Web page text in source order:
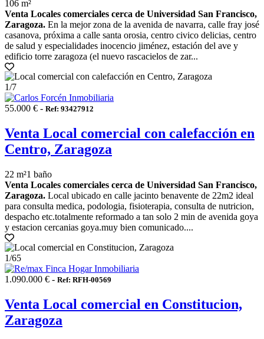
106 m²
Venta Locales comerciales cerca de Universidad San Francisco,
Zaragoza. En la mejor zona de la avenida de navarra, calle fray josé
casanova, próxima a calle santa orosia, centro civico delicias, centro
de salud y especialidades inocencio jiménez, estación del ave y
edificio torre zaragoza (el nuevo rascacielos de zar...
1/7
55.000 € - Ref: 93427912
Venta Local comercial con calefacción en
Centro, Zaragoza
22 m²1 baño
Venta Locales comerciales cerca de Universidad San Francisco,
Zaragoza. Local ubicado en calle jacinto benavente de 22m2 ideal
para consulta medica, podologia, fisioterapia, consulta de nutricion,
despacho etc.totalmente reformado a tan solo 2 min de avenida goya
y estacion cercanias goya.muy bien comunicado....
1/65
1.090.000 € - Ref: RFH-00569
Venta Local comercial en Constitucion,
Zaragoza